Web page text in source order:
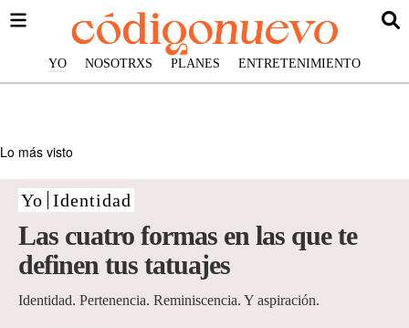
YO NOSOTRXS PLANES ENTRETENIMIENTO
Lo más visto
Yo Identidad
Las cuatro formas en las que te
definen tus tatuajes
Identidad. Pertenencia. Reminiscencia. Y aspiración.